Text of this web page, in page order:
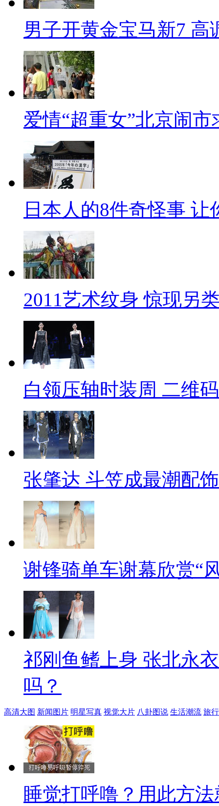
男子开黄金宝马新7 高
爱情“超重女”北京闹市
日本人的8件奇怪事 让
2011艺术纹身 惊现另
白领压轴时装周 二维
张肇达 斗笠成最潮配
谢锋骑单车谢幕欣赏“
祁刚鱼鳍上身 张北永
吗？
高清大图 新闻图片 明星写真 视觉大片 八卦图说 生活潮流 旅
睡觉打呼噜？用此方